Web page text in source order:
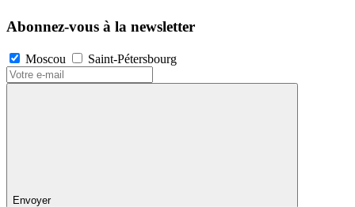
Abonnez-vous à la newsletter
Moscou Saint-Pétersbourg
Envoyer